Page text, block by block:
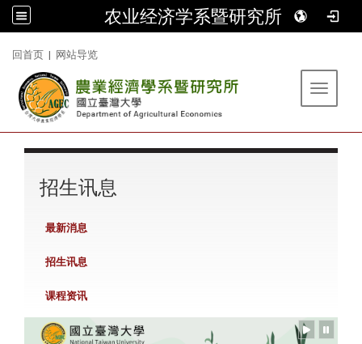
农业经济学系暨研究所
回首页 | 网站导览
Toggle
招生讯息
最新消息
招生讯息
课程资讯